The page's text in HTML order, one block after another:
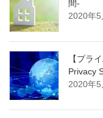
間-
2020年5
【プラ
Privacy
2020年5